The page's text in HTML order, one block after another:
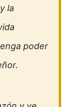
la
poder